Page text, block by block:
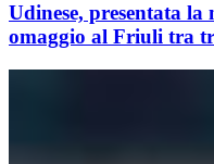
Udinese, presentata
omaggio al Friuli tra